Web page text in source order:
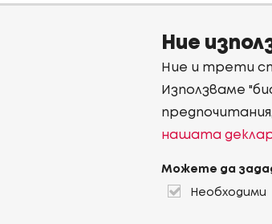
Ние
Ние и трети
Използваме
нашата
Можете да
Необходими